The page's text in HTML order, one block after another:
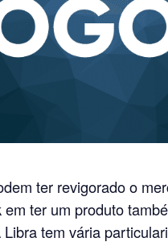
ter revigorado o
ter um produto
tem vária